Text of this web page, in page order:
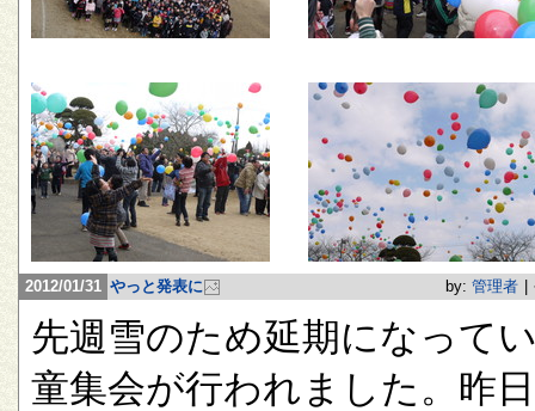
2012/01/31 やっと発表に by: 管理者
先週雪のため延期になって
童集会が行われました。昨